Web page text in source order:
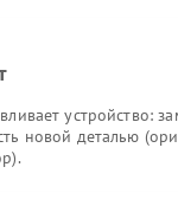
устройство:
новой деталью